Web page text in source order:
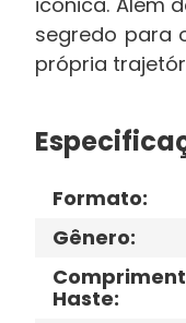
segredo para
própria
Formato:
Gênero:
Haste: